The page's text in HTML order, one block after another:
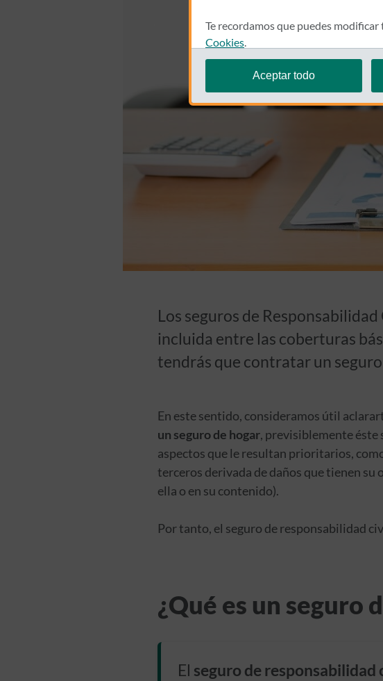
Los seguros de Responsabilidad
incluida entre las coberturas
tendrás que contratar un
En este sentido, consideramos útil
un seguro de hogar, previsiblemente éste
aspectos que le resultan prioritarios,
terceros derivada de daños que tienen su
ella o en su contenido).
Por tanto, el seguro de responsabilidad
¿Qué es un seguro
El seguro de responsabilidad
Te recordamos que puedes
Cookies.
Aceptar todo